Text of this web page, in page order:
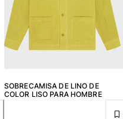
SOBRECAMISA DE LINO DE
COLOR LISO PARA HOMBRE